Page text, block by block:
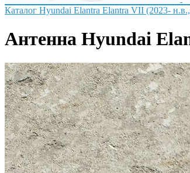
Каталог Hyundai Elantra Elantra VII (2023-
Антенна Hyundai